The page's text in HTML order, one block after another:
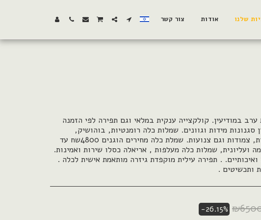
שלנו אודות צור קשר
במודיעין. קולקצייה ענקית במלאי וגם תפירה לפי הזמנה
סגנונות מידות וגוונים. שמלות כלה רומנטיות, בוהושיק,
רומנטיות, נסיכותיות, צמודות וגם צנועות. שמלת כלה מחירים הוגנים 4800שח עד
ועליונית, שמלות כלה מעלפות , אריאלה כסלו שירות ואמינות.
ואיכותיים. . תפירה עילית מוקפדת גיזרה מותאמת אישית לכלה .
ותכשיטים .
₪
-26.15%